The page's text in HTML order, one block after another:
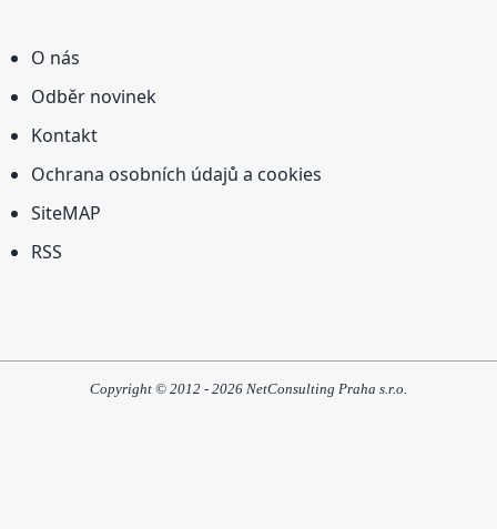
O nás
Odběr novinek
Kontakt
Ochrana osobních údajů a cookies
SiteMAP
RSS
Copyright © 2012 - 2026 NetConsulting Praha s.r.o.